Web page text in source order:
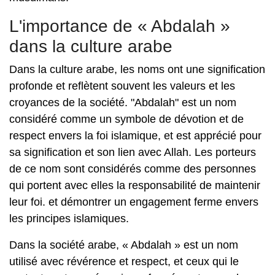
L'importance de « Abdalah »
dans la culture arabe
Dans la culture arabe, les noms ont une signification
profonde et reflètent souvent les valeurs et les
croyances de la société. "Abdalah" est un nom
considéré comme un symbole de dévotion et de
respect envers la foi islamique, et est apprécié pour
sa signification et son lien avec Allah. Les porteurs
de ce nom sont considérés comme des personnes
qui portent avec elles la responsabilité de maintenir
leur foi. et démontrer un engagement ferme envers
les principes islamiques.
Dans la société arabe, « Abdalah » est un nom
utilisé avec révérence et respect, et ceux qui le